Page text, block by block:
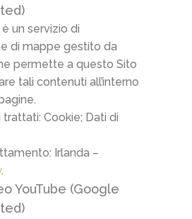
un servizio di
di mappe gestito da
permette a questo Sito
tali contenuti all’interno
trattati: Cookie; Dati di
Irlanda –
.
YouTube (Google